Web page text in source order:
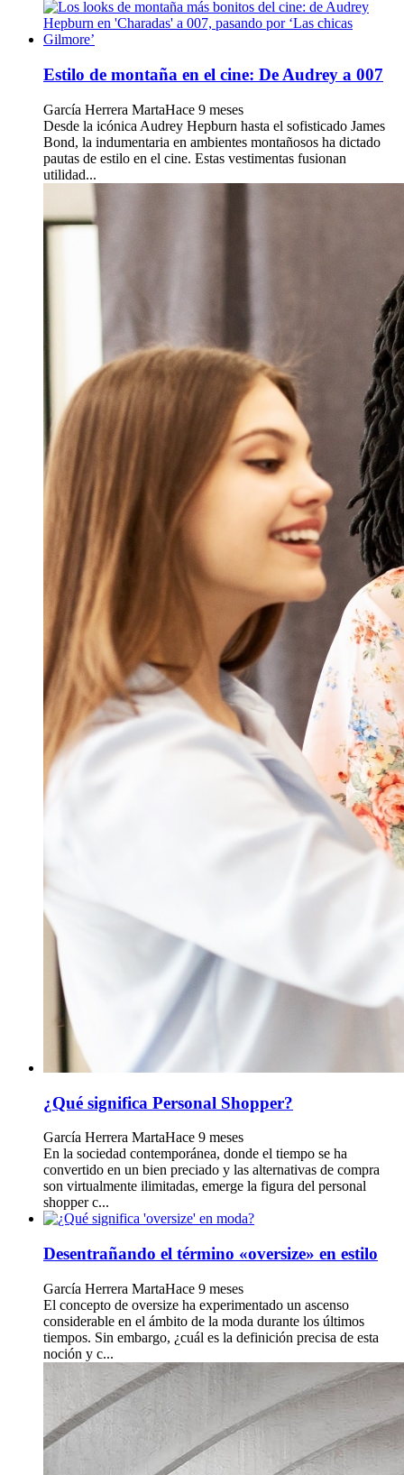
Estilo de montaña en el cine: De Audrey a 007
García Herrera MartaHace 9 meses
Desde la icónica Audrey Hepburn hasta el sofisticado James
Bond, la indumentaria en ambientes montañosos ha dictado
pautas de estilo en el cine. Estas vestimentas fusionan
utilidad...
¿Qué significa Personal Shopper?
García Herrera MartaHace 9 meses
En la sociedad contemporánea, donde el tiempo se ha
convertido en un bien preciado y las alternativas de compra
son virtualmente ilimitadas, emerge la figura del personal
shopper c...
Desentrañando el término «oversize» en estilo
García Herrera MartaHace 9 meses
El concepto de oversize ha experimentado un ascenso
considerable en el ámbito de la moda durante los últimos
tiempos. Sin embargo, ¿cuál es la definición precisa de esta
noción y c...